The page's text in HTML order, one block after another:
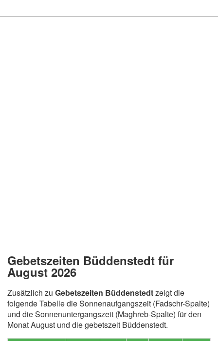
Gebetszeiten Büddenstedt für
August 2026
Zusätzlich zu Gebetszeiten Büddenstedtzeigt die
folgende Tabelle die Sonnenaufgangszeit (Fadschr-Spalte)
und die Sonnenuntergangszeit (Maghreb-Spalte) für den
Monat August und die gebetszeit Büddenstedt.